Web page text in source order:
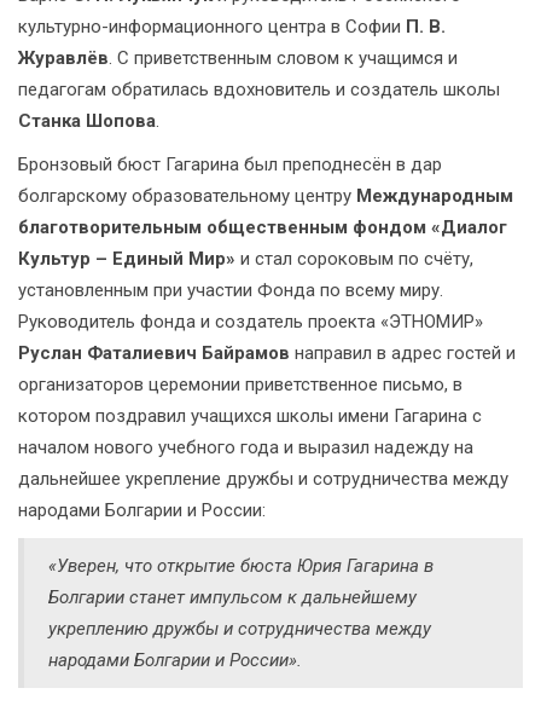
культурно-информационного центра в Софии П. В.
Журавлёв. С приветственным словом к учащимся и
педагогам обратилась вдохновитель и создатель школы
Станка Шопова.
Бронзовый бюст Гагарина был преподнесён в дар
болгарскому образовательному центру Международным
благотворительным общественным фондом «Диалог
Культур – Единый Мир» и стал сороковым по счёту,
установленным при участии Фонда по всему миру.
Руководитель фонда и создатель проекта «ЭТНОМИР»
Руслан Фаталиевич Байрамов направил в адрес гостей и
организаторов церемонии приветственное письмо, в
котором поздравил учащихся школы имени Гагарина с
началом нового учебного года и выразил надежду на
дальнейшее укрепление дружбы и сотрудничества между
народами Болгарии и России:
«Уверен, что открытие бюста Юрия Гагарина в
Болгарии станет импульсом к дальнейшему
укреплению дружбы и сотрудничества между
народами Болгарии и России».